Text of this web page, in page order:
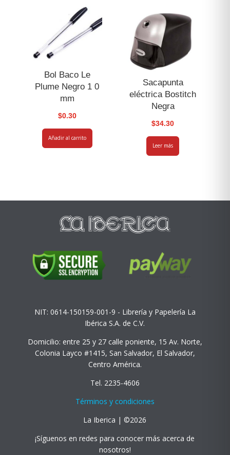
Bol Baco Le
Plume Negro 1 0
mm
$0.30
Añadir al carrito
Sacapunta
eléctrica Bostitch
Negra
$34.30
Leer más
NIT: 0614-150159-001-9 - Librería y Papelería La
Ibérica S.A. de C.V.
Domicilio: entre 25 y 27 calle poniente, 15 Av. Norte,
Colonia Layco #1415, San Salvador, El Salvador,
Centro América.
Tel. 2235-4606
Términos y condiciones
La Iberica | ©2026
¡Síguenos en redes para conocer más acerca de
nosotros!